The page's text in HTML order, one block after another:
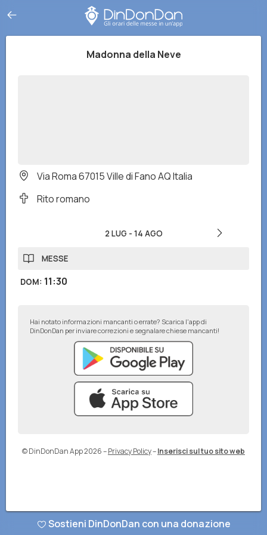
Madonna della Neve
Via Roma 67015 Ville di Fano AQ Italia
Rito romano
2 LUG - 14 AGO
MESSE
DOM: 11:30
Hai notato informazioni mancanti o errate? Scarica l'app di
DinDonDan per inviare correzioni e segnalare chiese mancanti!
© DinDonDan App 2026–Privacy Policy–Inserisci sul tuo sito web
Sostieni DinDonDan con una donazione